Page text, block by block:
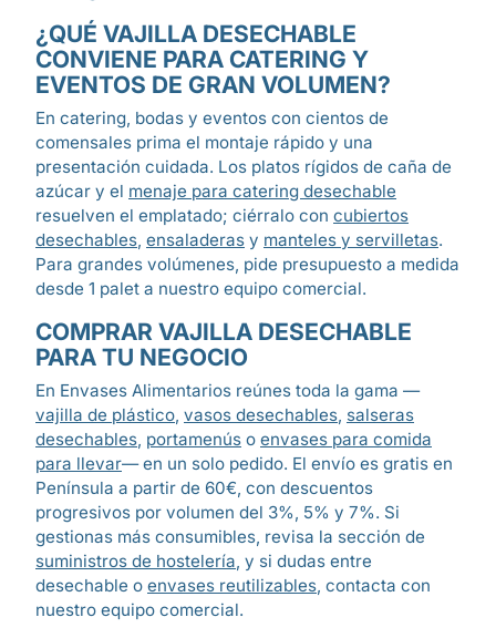
¿QUÉ VAJILLA DESECHABLE
CONVIENE PARA CATERING Y
EVENTOS DE GRAN VOLUMEN?
En catering, bodas y eventos con cientos de
comensales prima el montaje rápido y una
presentación cuidada. Los platos rígidos de caña de
azúcar y el menaje para catering desechable
resuelven el emplatado; ciérralo con cubiertos
desechables, ensaladeras y manteles y servilletas.
Para grandes volúmenes, pide presupuesto a medida
desde 1 palet a nuestro equipo comercial.
COMPRAR VAJILLA DESECHABLE
PARA TU NEGOCIO
En Envases Alimentarios reúnes toda la gama —
vajilla de plástico, vasos desechables, salseras
desechables, portamenús o envases para comida
para llevar— en un solo pedido. El envío es gratis en
Península a partir de 60€, con descuentos
progresivos por volumen del 3%, 5% y 7%. Si
gestionas más consumibles, revisa la sección de
suministros de hostelería, y si dudas entre
desechable o envases reutilizables, contacta con
nuestro equipo comercial.